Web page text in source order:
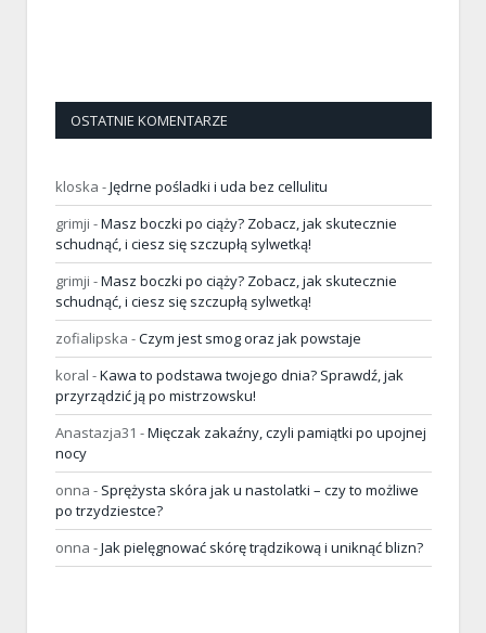
OSTATNIE KOMENTARZE
kloska -Jędrne pośladki i uda bez cellulitu
grimji -Masz boczki po ciąży? Zobacz, jak skutecznie
schudnąć, i ciesz się szczupłą sylwetką!
grimji -Masz boczki po ciąży? Zobacz, jak skutecznie
schudnąć, i ciesz się szczupłą sylwetką!
zofialipska -Czym jest smog oraz jak powstaje
koral -Kawa to podstawa twojego dnia? Sprawdź, jak
przyrządzić ją po mistrzowsku!
Anastazja31 -Mięczak zakaźny, czyli pamiątki po upojnej
nocy
onna - Sprężysta skóra jak u nastolatki – czy to możliwe
po trzydziestce?
onna -Jak pielęgnować skórę trądzikową i uniknąć blizn?